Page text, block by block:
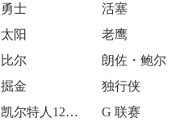
勇士
活塞
太阳
老鹰
比尔
朗佐・鲍尔
掘金
独行侠
凯尔特人120-119险胜鹈鹕
G 联赛